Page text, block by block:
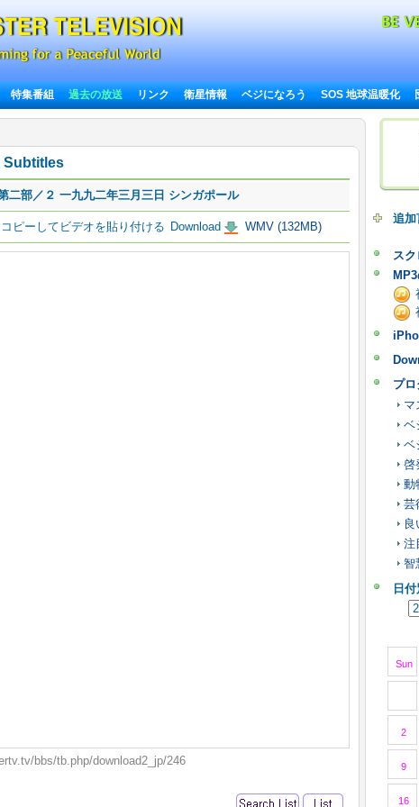
特集番組 過去の放送 リンク 衛星情報 ベジになろう SOS 地球温暖化
Subtitles
二部／２ 一九九二年三月三日 シンガポール
ピーしてビデオを貼り付ける Download WMV (132MB)
bbs/tb.php/download2_jp/246
追加
ス
プ
マ
ベ
ベ
啓
動
芸
注
智
日
Sun
2
9
16